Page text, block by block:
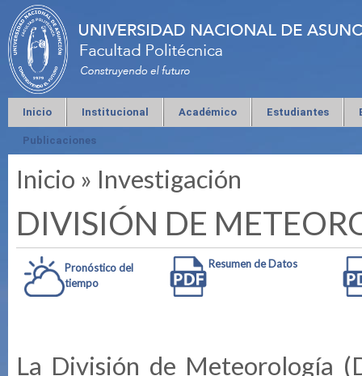
Inicio Institucional Académico Estudiantes
Publicaciones
Se encuentra usted aquí
Inicio » Investigación
DIVISIÓN DE
Pronóstico del
tiempo
Resumen de Datos
La División de Meteorología